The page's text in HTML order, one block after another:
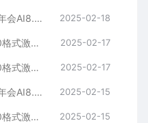
遂风领航向阳而生易拉罐企业年会AI8.0格式激光打标文件通用矢量图 2025-02-18
年年有余新春贺词艺术字AI8.0格式激光打标文件通用矢量图 2025-02-17
在一起赢未来书法艺术字AI8.0格式激光打标文件通用矢量图 2025-02-17
前途似海未来可期易拉罐企业年会AI8.0格式激光打标文件通用矢量图 2025-02-15
携手共赢易拉罐企业年会AI8.0格式激光打标文件通用矢量图 2025-02-15